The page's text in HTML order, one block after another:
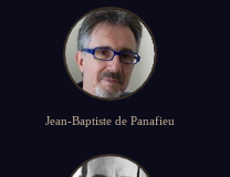
Jean-Baptiste de Panafieu